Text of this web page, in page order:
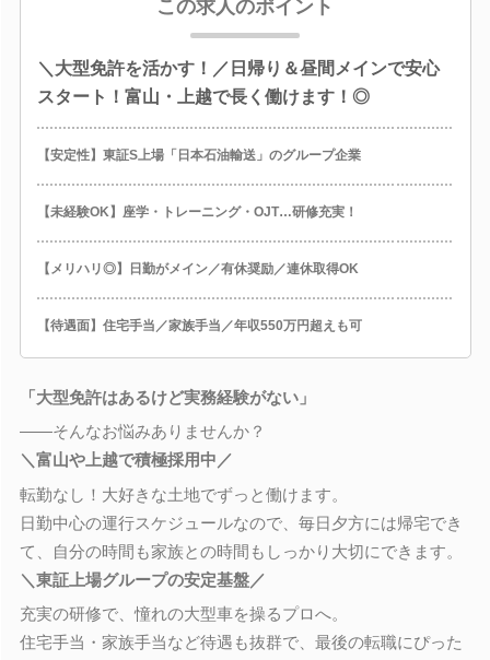
この求人のポイント
＼大型免許を活かす！／日帰り＆昼間メインで安心
スタート！富山・上越で長く働けます！◎
【安定性】東証S上場「日本石油輸送」のグループ企業
【未経験OK】座学・トレーニング・OJT…研修充実！
【メリハリ◎】日勤がメイン／有休奨励／連休取得OK
【待遇面】住宅手当／家族手当／年収550万円超えも可
「大型免許はあるけど実務経験がない」
――そんなお悩みありませんか？
＼富山や上越で積極採用中／
転勤なし！大好きな土地でずっと働けます。
日勤中心の運行スケジュールなので、毎日夕方には帰宅でき
て、自分の時間も家族との時間もしっかり大切にできます。
＼東証上場グループの安定基盤／
充実の研修で、憧れの大型車を操るプロへ。
住宅手当・家族手当など待遇も抜群で、最後の転職にぴった